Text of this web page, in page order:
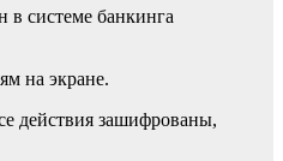
в системе банкинга
на экране.
действия зашифрованы,